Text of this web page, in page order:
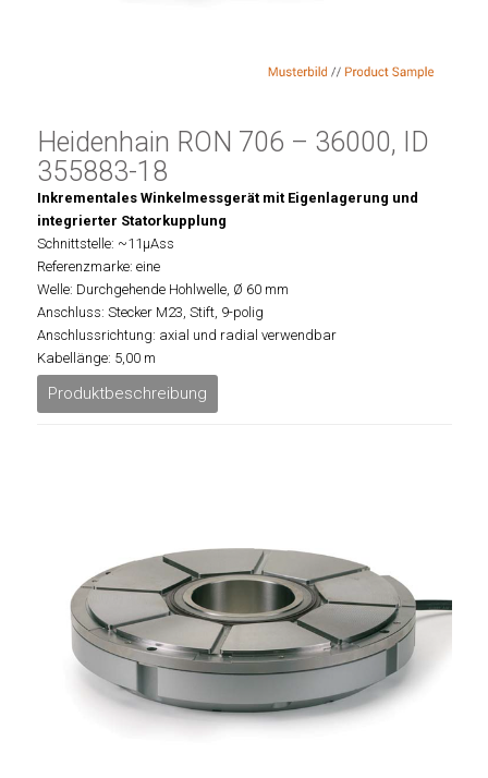
Heidenhain RON 706 – 36000, ID
355883-18
Inkrementales Winkelmessgerät mit Eigenlagerung und
integrierter Statorkupplung
Schnittstelle: ~11µAss
Referenzmarke: eine
Welle: Durchgehende Hohlwelle, Ø 60 mm
Anschluss: Stecker M23, Stift, 9-polig
Anschlussrichtung: axial und radial verwendbar
Kabellänge: 5,00 m
Produktbeschreibung